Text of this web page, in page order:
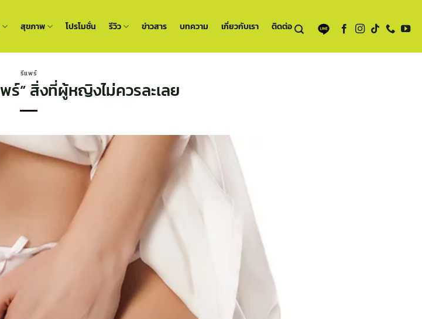
สุขภาพ โปรโมชั่น รีวิว ข่าวสาร บทความ เกี่ยวกับเรา ติดต่อ
รีแพร์
ร์” สิ่งที่ผู้หญิงไม่ควรละเลย